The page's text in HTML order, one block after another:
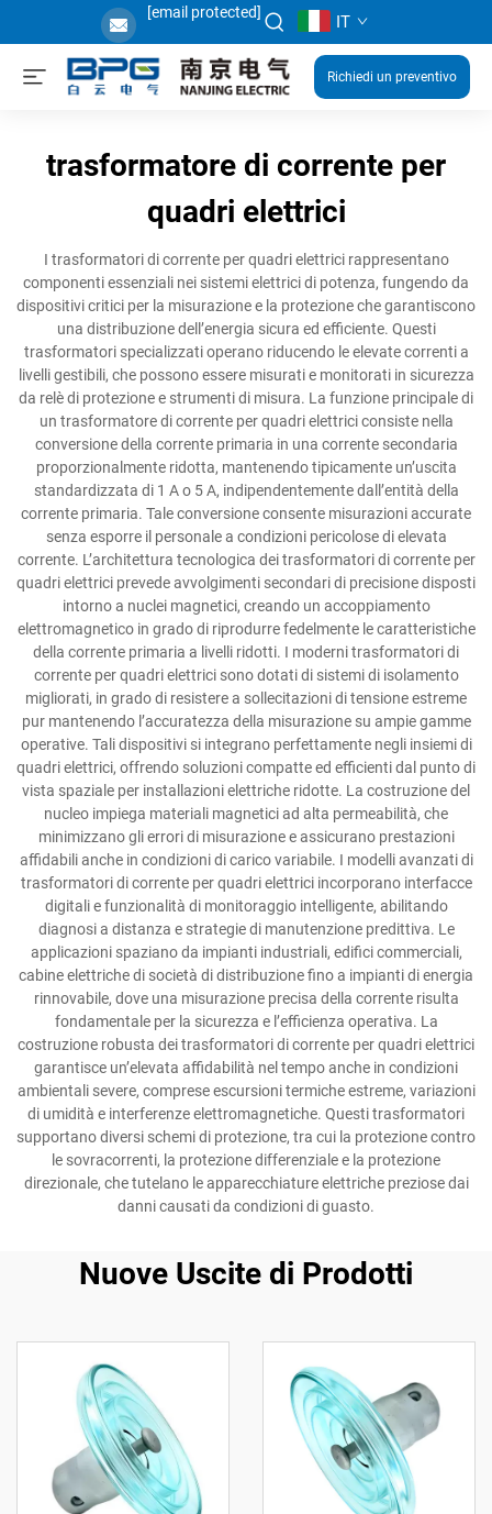
[email protected] IT
Richiedi un preventivo
trasformatore di corrente per
quadri elettrici
I trasformatori di corrente per quadri elettrici rappresentano
componenti essenziali nei sistemi elettrici di potenza, fungendo da
dispositivi critici per la misurazione e la protezione che garantiscono
una distribuzione dell’energia sicura ed efficiente. Questi
trasformatori specializzati operano riducendo le elevate correnti a
livelli gestibili, che possono essere misurati e monitorati in sicurezza
da relè di protezione e strumenti di misura. La funzione principale di
un trasformatore di corrente per quadri elettrici consiste nella
conversione della corrente primaria in una corrente secondaria
proporzionalmente ridotta, mantenendo tipicamente un’uscita
standardizzata di 1 A o 5 A, indipendentemente dall’entità della
corrente primaria. Tale conversione consente misurazioni accurate
senza esporre il personale a condizioni pericolose di elevata
corrente. L’architettura tecnologica dei trasformatori di corrente per
quadri elettrici prevede avvolgimenti secondari di precisione disposti
intorno a nuclei magnetici, creando un accoppiamento
elettromagnetico in grado di riprodurre fedelmente le caratteristiche
della corrente primaria a livelli ridotti. I moderni trasformatori di
corrente per quadri elettrici sono dotati di sistemi di isolamento
migliorati, in grado di resistere a sollecitazioni di tensione estreme
pur mantenendo l’accuratezza della misurazione su ampie gamme
operative. Tali dispositivi si integrano perfettamente negli insiemi di
quadri elettrici, offrendo soluzioni compatte ed efficienti dal punto di
vista spaziale per installazioni elettriche ridotte. La costruzione del
nucleo impiega materiali magnetici ad alta permeabilità, che
minimizzano gli errori di misurazione e assicurano prestazioni
affidabili anche in condizioni di carico variabile. I modelli avanzati di
trasformatori di corrente per quadri elettrici incorporano interfacce
digitali e funzionalità di monitoraggio intelligente, abilitando
diagnosi a distanza e strategie di manutenzione predittiva. Le
applicazioni spaziano da impianti industriali, edifici commerciali,
cabine elettriche di società di distribuzione fino a impianti di energia
rinnovabile, dove una misurazione precisa della corrente risulta
fondamentale per la sicurezza e l’efficienza operativa. La
costruzione robusta dei trasformatori di corrente per quadri elettrici
garantisce un’elevata affidabilità nel tempo anche in condizioni
ambientali severe, comprese escursioni termiche estreme, variazioni
di umidità e interferenze elettromagnetiche. Questi trasformatori
supportano diversi schemi di protezione, tra cui la protezione contro
le sovracorrenti, la protezione differenziale e la protezione
direzionale, che tutelano le apparecchiature elettriche preziose dai
danni causati da condizioni di guasto.
Nuove Uscite di Prodotti